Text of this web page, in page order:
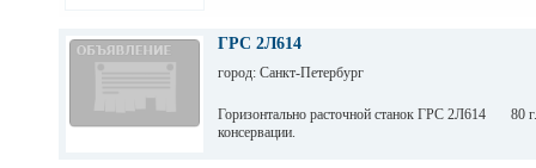
ГРС 2Л614
город: Санкт-Петербург
Горизонтально расточной станок ГРС 2Л614 80
консервации.